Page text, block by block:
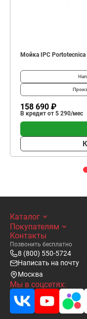
Мойка IPC Portotecnica
158 690 ₽
В кредит от 5 290/мес
Каталог
Покупателям
Контакты
Позвонить бесплатно
8 (800) 550-5724
Написать на почту
Москва
Мы в соцсетях: